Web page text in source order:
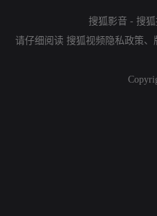
搜狐影音 - 搜
请仔细阅读 搜狐视频隐私政策、